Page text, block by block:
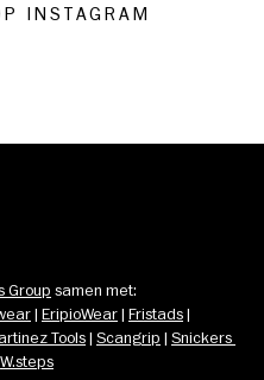
INSTAGRAM
Group samen met:
| EripioWear | Fristads
Tools | Scangrip | Snickers
W.steps